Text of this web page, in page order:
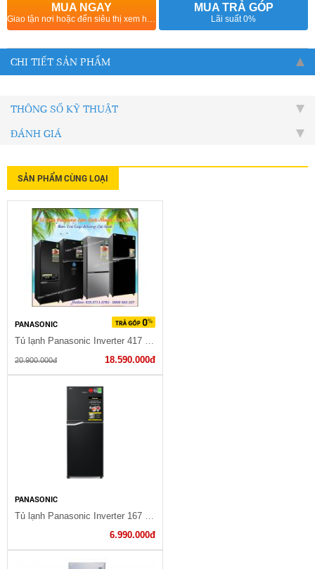
MUA NGAY MUA TRẢ GÓP
Lãi suất 0%
CHI TIẾT SẢN PHẨM
THÔNG SỐ KỸ THUẬT
ĐÁNH GIÁ
SẢN PHẨM CÙNG LOẠI
PANASONIC
Tủ lạnh Panasonic Inverter 417 lít NR-BX471GPKV (SG)
20.900.000đ 18.590.000đ
PANASONIC
Tủ lạnh Panasonic Inverter 167 lít NR-BA189PKVN
6.990.000đ